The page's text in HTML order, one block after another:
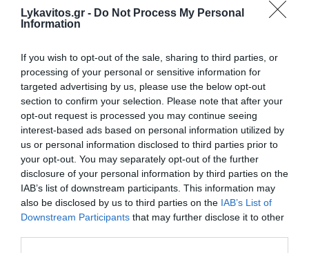
Lykavitos.gr - Do Not Process My Personal
Information
If you wish to opt-out of the sale, sharing to third parties, or
processing of your personal or sensitive information for
targeted advertising by us, please use the below opt-out
section to confirm your selection. Please note that after your
opt-out request is processed you may continue seeing
interest-based ads based on personal information utilized by
us or personal information disclosed to third parties prior to
your opt-out. You may separately opt-out of the further
disclosure of your personal information by third parties on the
IAB’s list of downstream participants. This information may
also be disclosed by us to third parties on the IAB’s List of
Downstream Participants that may further disclose it to other
Ζάκυνθος: 57χρονος Βρετανός
ανασύρθηκε νεκρός από τη
θάλασσα
Τραγική κατάληξη είχαν οι διακοπές ενός 57χρονου
Βρετανού τουρίστα στη Ζάκυνθο. Ο άτυχος άνδρας
έχασε τη ζωή του, ενώ κολυμπούσε στην περιοχή
«Πισίνες» Κερίου. Ο άτυχος άνδρας, ήταν επιβάτης
ημερόπλοιου που ...
16:16 | 06 Αυγούστου 2026 Ελλάδα